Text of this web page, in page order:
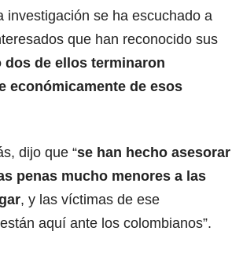
investigación se ha escuchado a
que han reconocido sus
dos de ellos terminaron
económicamente de esos
dijo que “se han hecho asesorar
penas mucho menores a las
, y las víctimas de ese
aquí ante los colombianos”.